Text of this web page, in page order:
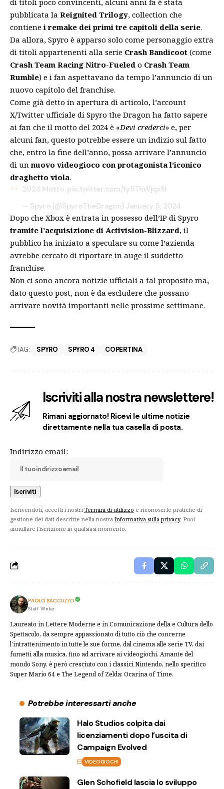
pubblicata la Reignited Trilogy, collection che
contienei remake dei primi tre capitoli della serie.
Da allora, Spyro è apparso solo come personaggio extra
di titoli appartenenti alla serie Crash Bandicoot (come
Crash Team Racing Nitro-Fueled o Crash Team
Rumble) e i fan aspettavano da tempo l’annuncio di un
nuovo capitolo del franchise.
Come già detto in apertura di articolo, l’account
X/Twitter ufficiale di Spyro the Dragon ha fatto sapere
ai fan che il motto del 2024 è «Devi crederci» e, per
alcuni fan, questo potrebbe essere un indizio sul fatto
che, entro la fine dell’anno, possa arrivare l’annuncio
di unnuovo videogioco con protagonista l’iconico
draghetto viola.
2024 Motto. pic.twitter.com/fy5ThWjqxN
— Spyro (@SpyroTheDragon) January 5, 2024
Dopo che Xbox è entrata in possesso dell’IP di Spyro
tramite l’acquisizione di Activision-Blizzard, il
pubblico ha iniziato a speculare su come l’azienda
avrebbe cercato di riportare in auge il suddetto
franchise.
Non ci sono ancora notizie ufficiali a tal proposito ma,
dato questo post, non è da escludere che possano
arrivare novità importanti nelle prossime settimane.
TAG: SPYRO SPYRO 4 COPERTINA
Iscriviti alla nostra newslettere!
Rimani aggiornato! Ricevi le ultime notizie
direttamente nella tua casella di posta.
Indirizzo email:
Iscrivendoti, accetti i nostri Termini di utilizzo e riconosci le pratiche di
gestione dei dati descritte nella nostra Informativa sulla privacy. Puoi
annullare l'iscrizione in qualsiasi momento.
PAOLO SACCUZZO
Staff Writer
Laureato in Lettere Moderne e in Comunicazione della e Cultura dello
Spettacolo, da sempre appassionato di tutto ciò che concerne
l'intrattenimento in tutte le sue forme, dal cinema alle serie TV, dai
fumetti alla musica, fino ad arrivare ai videogiochi. Amante del
mondo Sony, è però cresciuto con i classici Nintendo, nello specifico
Super Mario 64 e The Legend of Zelda: Ocarina of Time.
Potrebbe interessarti anche
Halo Studios colpita dai
licenziamenti dopo l’uscita di
Campaign Evolved
VIDEOGIOCHI
Glen Schofield lascia lo sviluppo